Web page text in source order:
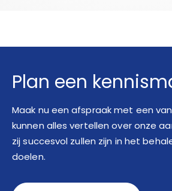
Plan een
Maak nu een afspraak met een van
kunnen alles vertellen over onze
zij succesvol zullen zijn in het
doelen.